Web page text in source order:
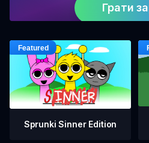
Грати
Sprunki Sinner Edition